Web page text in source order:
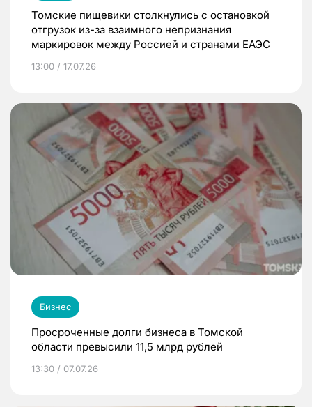
Томские пищевики столкнулись с остановкой
отгрузок из-за взаимного непризнания
маркировок между Россией и странами ЕАЭС
13:00 / 17.07.26
Бизнес
Просроченные долги бизнеса в Томской
области превысили 11,5 млрд рублей
13:30 / 07.07.26